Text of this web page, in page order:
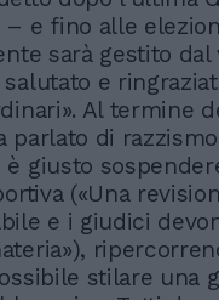
– e fino alle
sarà gestito
salutato e
Al termine
parlato di razzismo
è giusto
(«Una
e i giudici
stilare una